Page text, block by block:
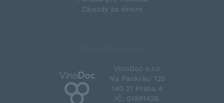
Zájazdy za vínom
VinoDoc s.r.o
Na Pankráci 125
140 21 Praha 4
IČ: 01991426